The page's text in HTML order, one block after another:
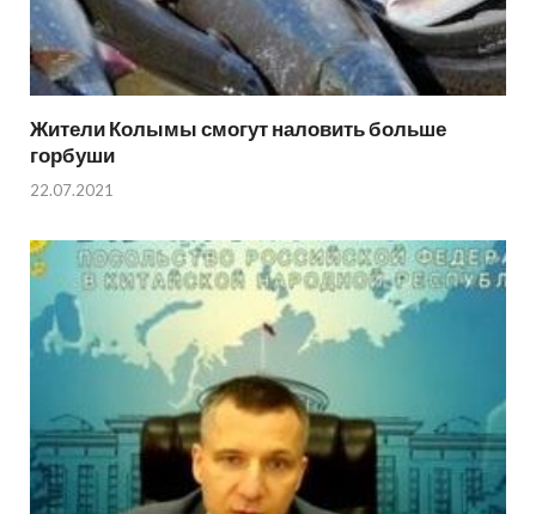
Жители Колымы смогут наловить больше
горбуши
22.07.2021